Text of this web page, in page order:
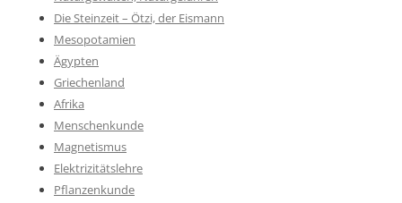
Die Steinzeit – Ötzi, der Eismann
Mesopotamien
Ägypten
Griechenland
Afrika
Menschenkunde
Magnetismus
Elektrizitätslehre
Pflanzenkunde